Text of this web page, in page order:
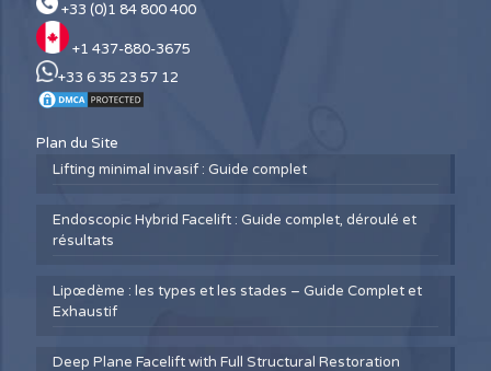
+33 (0)1 84 800 400
+1 437-880-3675
+33 6 35 23 57 12
Plan du Site
Lifting minimal invasif : Guide complet
Endoscopic Hybrid Facelift : Guide complet, déroulé et
résultats
Lipœdème : les types et les stades – Guide Complet et
Exhaustif
Deep Plane Facelift with Full Structural Restoration